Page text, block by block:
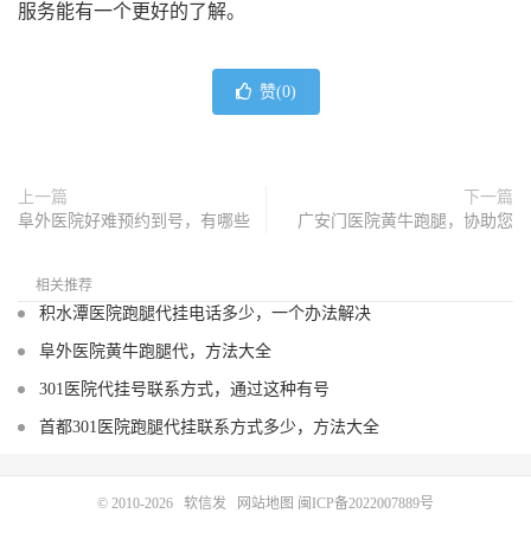
服务能有一个更好的了解。
赞(0)
上一篇
阜外医院好难预约到号，有哪些
下一篇
广安门医院黄牛跑腿，协助您
相关推荐
积水潭医院跑腿代挂电话多少，一个办法解决
阜外医院黄牛跑腿代，方法大全
301医院代挂号联系方式，通过这种有号
首都301医院跑腿代挂联系方式多少，方法大全
© 2010-2026 软信发 网站地图 闽ICP备2022007889号